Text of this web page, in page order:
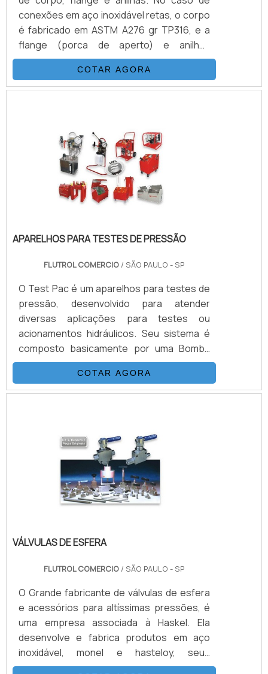
conexões em aço inoxidável retas, o corpo
é fabricado em ASTM A276 gr TP316, e a
flange (porca de aperto) e anilhas
(dianteira e traseira) também é fabricada
em ASTM A276 gr TP316, porém, com
tratamento de nitretação na anilha
um endurecimento externo muito grande,
contudo, mantém a flexibilidade interna da
anilha, garantindo um funcionamento .
COTAR AGORA
APARELHOS PARA TESTES DE PRESSÃO
FLUTROL COMERCIO / SÃO PAULO - SP
O Test Pac é um aparelhos para testes de
pressão, desenvolvido para atender
diversas aplicações para testes ou
acionamentos hidráulicos. Seu sistema é
composto basicamente por uma Bomba
Hidropneumática Haskel, kit de preparação
de ar, conjunto de filtros, válvulas, skid
tubular carbono ou inox, ou tanque inox.As
alguns modelos geram altas pressões
hidráulicas reguláveis até 15.000 psi (1.000
bar), nessas configurações. Para.
COTAR AGORA
VÁLVULAS DE ESFERA
FLUTROL COMERCIO / SÃO PAULO - SP
O Grande fabricante de válvulas de esfera
e acessórios para altíssimas pressões, é
uma empresa associada à Haskel. Ela
desenvolve e fabrica produtos em aço
inoxidável, monel e hasteloy, seus
principais ítens são Válvulas Esfera, Agulha,